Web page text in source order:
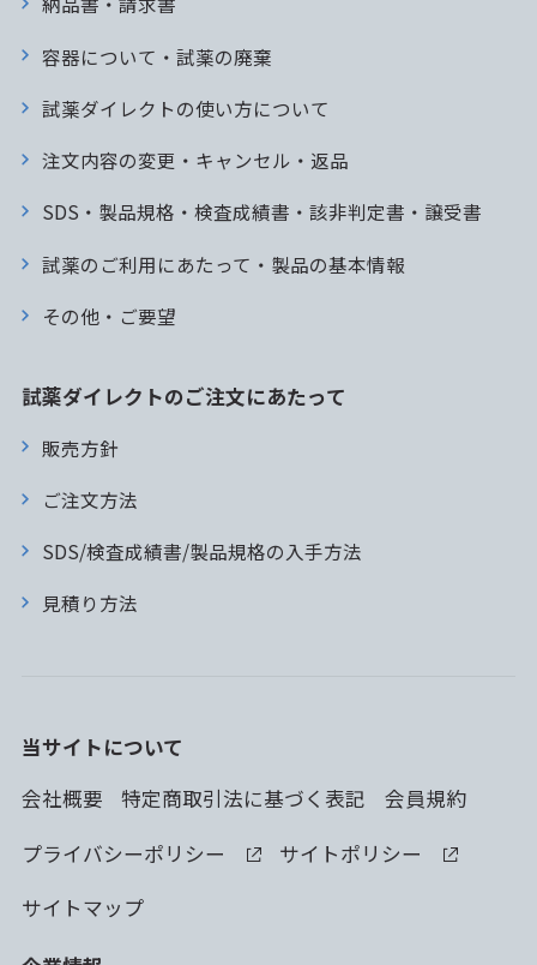
容器について・試薬の廃棄
試薬ダイレクトの使い方について
注文内容の変更・キャンセル・返品
SDS・製品規格・検査成績書・該非判定書・譲受書
試薬のご利用にあたって・製品の基本情報
その他・ご要望
試薬ダイレクトのご注文にあたって
販売方針
ご注文方法
SDS/検査成績書/製品規格の入手方法
見積り方法
当サイトについて
会社概要
特定商取引法に基づく表記
会員規約
プライバシーポリシー
サイトポリシー
サイトマップ